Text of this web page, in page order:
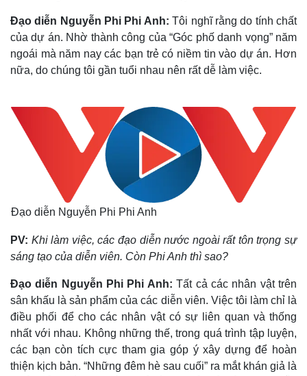
Đạo diễn Nguyễn Phi Phi Anh:Tôi nghĩ rằng do tính chất
của dự án. Nhờ thành công của “Góc phố danh vọng” năm
ngoái mà năm nay các bạn trẻ có niềm tin vào dự án. Hơn
nữa, do chúng tôi gần tuổi nhau nên rất dễ làm việc.
Đạo diễn Nguyễn Phi Phi Anh
PV: Khi làm việc, các đạo diễn nước ngoài rất tôn trọng sự
sáng tạo của diễn viên. Còn Phi Anh thì sao?
Đạo diễn Nguyễn Phi Phi Anh: Tất cả các nhân vật trên
sân khấu là sản phẩm của các diễn viên. Việc tôi làm chỉ là
điều phối để cho các nhân vật có sự liên quan và thống
nhất với nhau. Không những thế, trong quá trình tập luyện,
các bạn còn tích cực tham gia góp ý xây dựng để hoàn
thiện kịch bản. “Những đêm hè sau cuối” ra mắt khán giả là